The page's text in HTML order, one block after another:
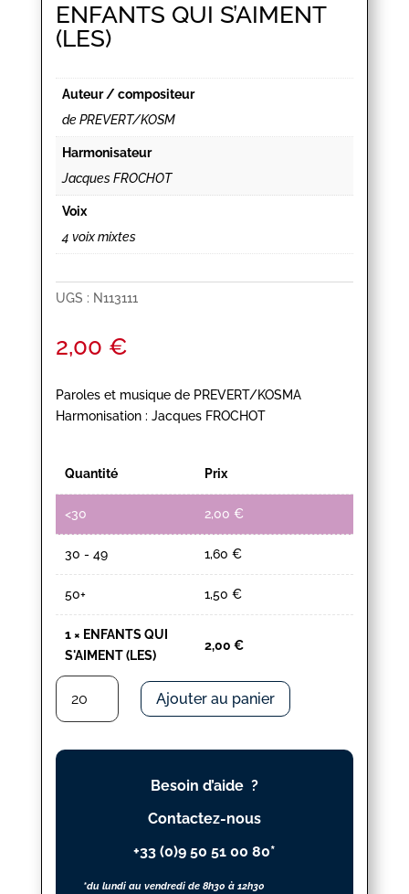
ENFANTS QUI S’AIMENT
(LES)
Auteur / compositeur
de PREVERT/KOSM
Harmonisateur
Jacques FROCHOT
Voix
4 voix mixtes
UGS : N113111
2,00 €
Paroles et musique de PREVERT/KOSMA
Harmonisation : Jacques FROCHOT
Quantité Prix
<30 2,00 €
30 - 49 1,60 €
50+ 1,50 €
1× ENFANTS QUI
S'AIMENT (LES)
2,00 €
quantité
ENFANTS
QUI
Ajouter au panier
Besoin d’aide ?
Contactez-nous
+33 (0)9 50 51 00 80*
*du lundi au vendredi de 8h30 à 12h30